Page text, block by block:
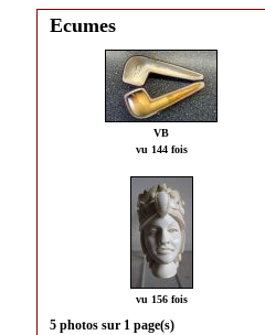
Ecumes
VB
vu 144 fois
vu 156 fois
5 photos sur 1 page(s)